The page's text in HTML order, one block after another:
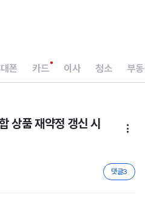
폰 카드 이사 청소 부
품 재약정 갱신 시

댓글3